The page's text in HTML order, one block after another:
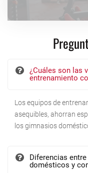
¿Cuáles son las
entrenamiento
Los equipos de
asequibles, ahorran
los gimnasios
Diferencias
domésticos y